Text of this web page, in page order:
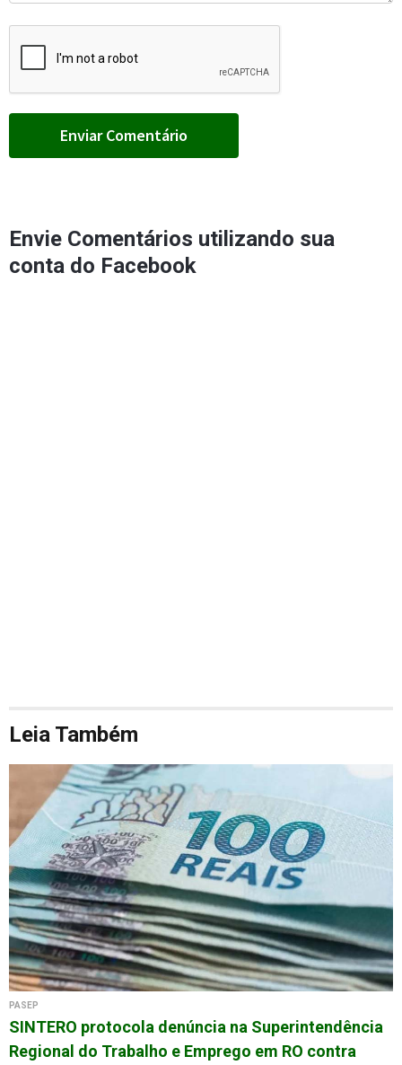
Envie Comentários utilizando sua
conta do Facebook
Leia Também
PASEP
SINTERO protocola denúncia na Superintendência
Regional do Trabalho e Emprego em RO contra